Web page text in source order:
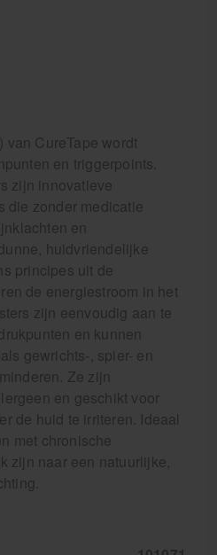
van CureTape wordt
en triggerpoints.
zijn innovatieve
die zonder medicatie
en
huidvriendelijke
principes uit de
de energiestroom in het
zijn eenvoudig aan te
en kunnen
gewrichts-, spier- en
Ze zijn
en geschikt voor
de huid te irriteren. Ideaal
met chronische
zijn naar een natuurlijke,